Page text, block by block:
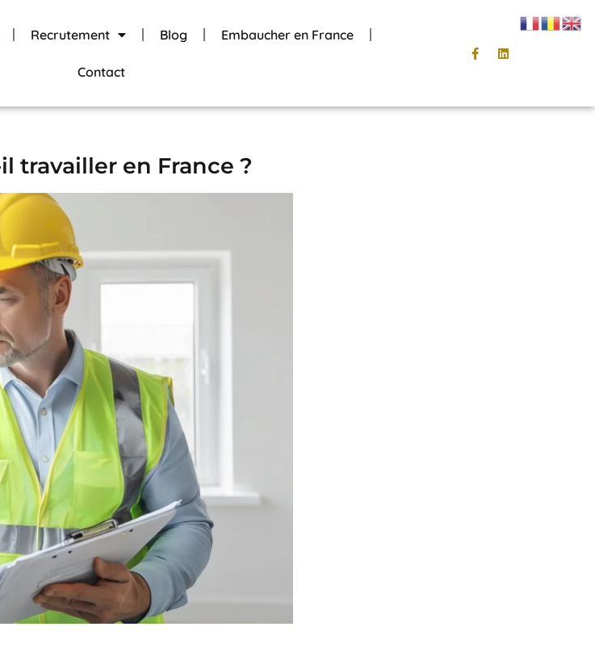
Recrutement Blog Embaucher en France
Contact
travailler en France ?